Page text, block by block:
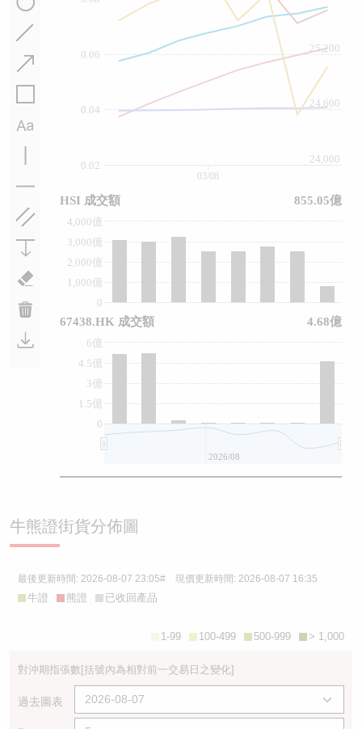
0.02
0.04
0.06
24,000
24,600
25,200
0
1,000億
2,000億
3,000億
4,000億
0
1.5億
3億
4.5億
6億
03/08
2026/08
HSI 成交額 855.05億
67438.HK 成交額 4.68億
牛熊證街貨分佈圖
最後更新時間: 2026-08-07 23:05# 現價更新時間: 2026-08-07 16:35
牛證 熊證 已收回產品
> 1,000
500-999
100-499
1-99
對沖期指張數[括號內為相對前一交易日之變化]
過去圖表